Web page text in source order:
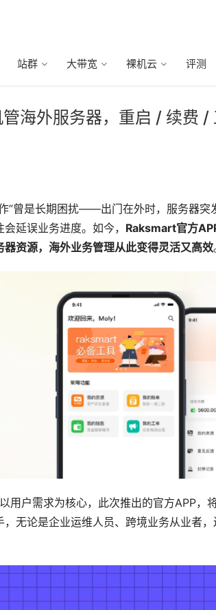
站群 大带宽 裸机云 评测
海外服务器，重启 / 续费 /
”曾是长期困扰——出门在外时，服务器突
延误业务进度。如今， Raksmart官方
资源，海外业务管理从此变得灵活又高效
用户需求为核心，此次推出的官方APP，
无论是企业运维人员、跨境业务从业者，